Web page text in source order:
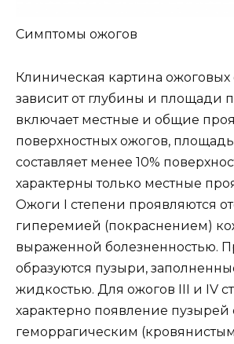
Симптомы ожогов
Клиническая картина ожоговых
зависит от глубины и площади
включает местные и общие
поверхностных ожогов,
составляет менее 10%
характерны только местные
Ожоги I степени проявляются
гиперемией (покраснением)
выраженной болезненностью.
образуются пузыри,
жидкостью. Для ожогов III и IV
характерно появление пузырей
геморрагическим